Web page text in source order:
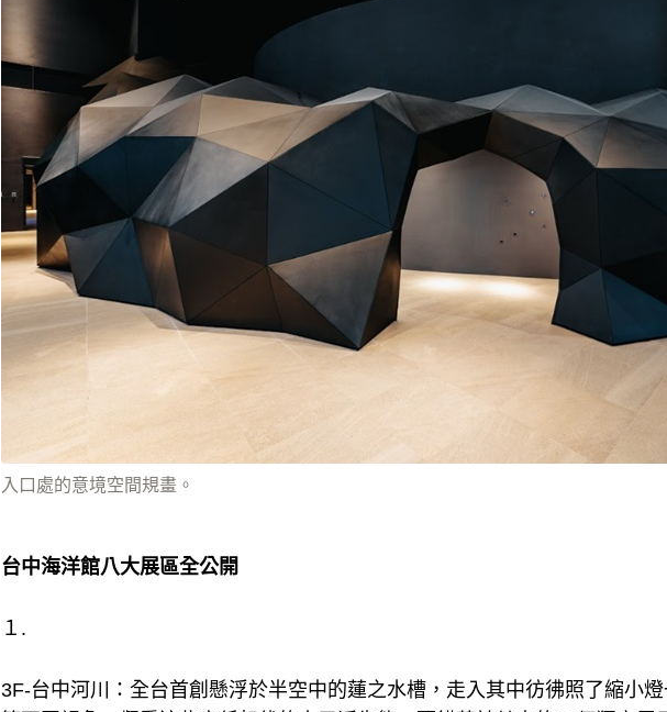
入口處的意境空間規畫。
台中海洋館八大展區全公開
１.
3F-台中河川：全台首創懸浮於半空中的蓮之水槽，走入其中彷彿照了縮小